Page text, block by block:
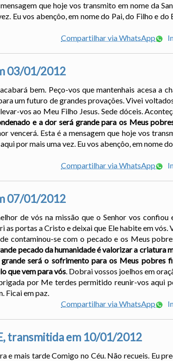
que hoje vos transmito em nome da
Eu vos abençôo, em nome do Pai, do Filho e do
Compartilhar via WhatsApp
03/01/2012
bem. Peço-vos que mantenhais acesa a
um futuro de grandes provações. Vivei
vos ao Meu Filho Jesus. Sede dóceis.
e a dor será grande para os Meus
vencerá. Esta é a mensagem que hoje vos
por mais uma vez. Eu vos abençôo, em nome
Compartilhar via WhatsApp
07/01/2012
de vós na missão que o Senhor vos confiou
portas a Cristo e deixai que Ele habite em vós.
contaminou-se com o pecado e os Meus
pecado da humanidade é valorizar a criatura
será o sofrimento para os Meus pobres
que vem para vós. Dobrai vossos joelhos em
por Me terdes permitido reunir-vos aqui
Ficai em paz.
Compartilhar via WhatsApp
transmitida em 10/01/2012
e mais tarde Comigo no Céu. Não recueis. Eu